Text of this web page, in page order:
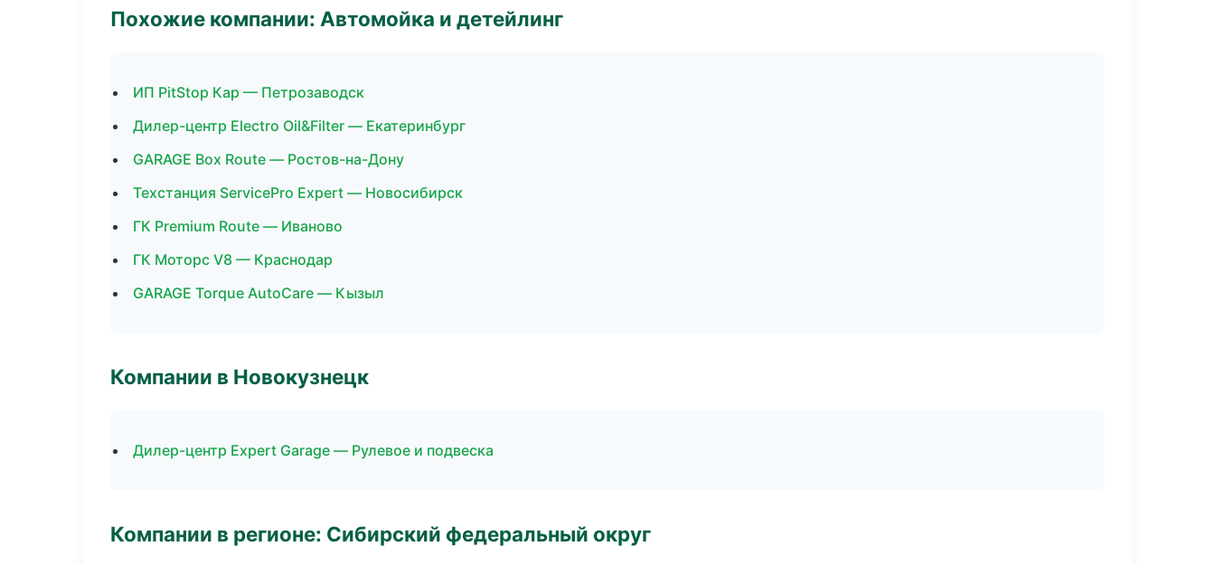
Похожие компании: Автомойка и детейлинг
ИП PitStop Кар — Петрозаводск
Дилер-центр Electro Oil&Filter — Екатеринбург
GARAGE Box Route — Ростов-на-Дону
Техстанция ServicePro Expert — Новосибирск
ГК Premium Route — Иваново
ГК Моторс V8 — Краснодар
GARAGE Torque AutoCare — Кызыл
Компании в Новокузнецк
Дилер-центр Expert Garage — Рулевое и подвеска
Компании в регионе: Сибирский федеральный округ